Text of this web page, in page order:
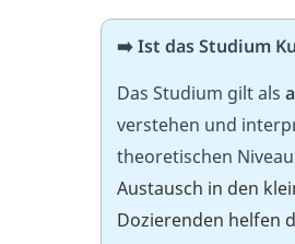
➡️ Ist das Studium
Das Studium gilt als
verstehen und
theoretischen
Austausch in den
Dozierenden helfen